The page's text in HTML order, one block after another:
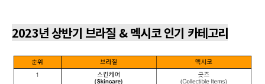
2023년 상반기 브라질 & 멕시코 인기 카테고리